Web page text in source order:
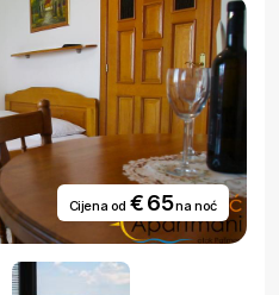
Cijena od € 65na noć